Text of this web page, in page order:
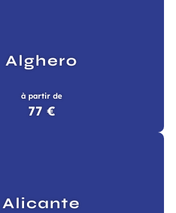
Alghero
à partir de
77 €
Alicante